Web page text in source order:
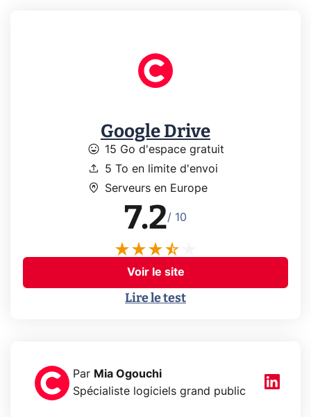
Google Drive
mood 15 Go d'espace gratuit
upload 5 To en limite d'envoi
home_pin Serveurs en Europe
7.2/ 10
Voir le site
Lire le test
Par Mia Ogouchi
Spécialiste logiciels grand public